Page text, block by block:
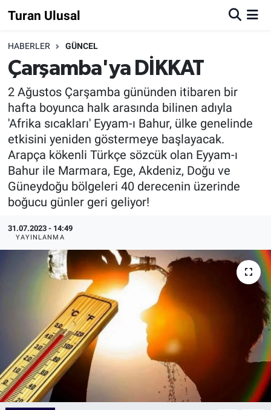
Turan Ulusal
HABERLER GÜNCEL
Çarşamba'ya DİKKAT
2 Ağustos Çarşamba gününden itibaren bir
hafta boyunca halk arasında bilinen adıyla
'Afrika sıcakları' Eyyam-ı Bahur, ülke genelinde
etkisini yeniden göstermeye başlayacak.
Arapça kökenli Türkçe sözcük olan Eyyam-ı
Bahur ile Marmara, Ege, Akdeniz, Doğu ve
Güneydoğu bölgeleri 40 derecenin üzerinde
boğucu günler geri geliyor!
31.07.2023 - 14:49
YAYINLANMA